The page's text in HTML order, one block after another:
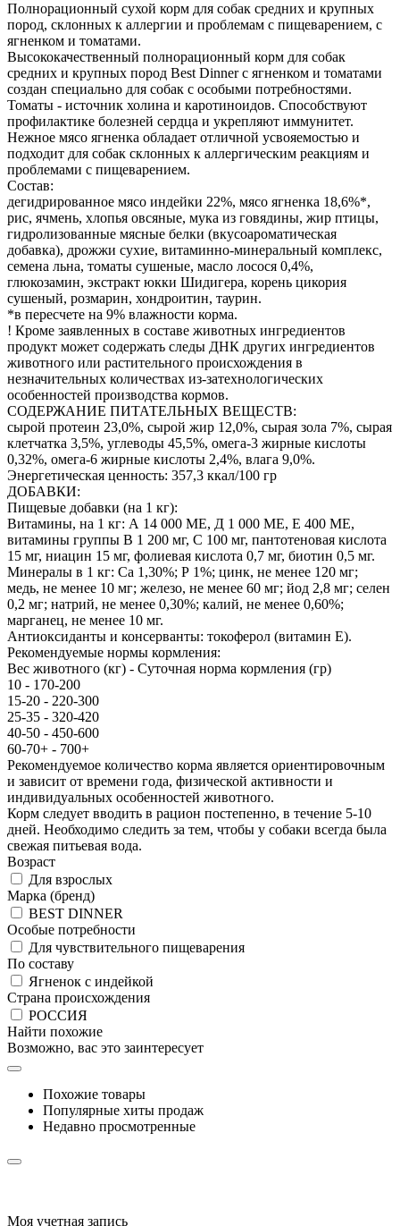
Полнорационный сухой корм для собак средних и крупных
пород, склонных к аллергии и проблемам с пищеварением, с
ягненком и томатами.
Высококачественный полнорационный корм для собак
средних и крупных пород Best Dinner с ягненком и томатами
создан специально для собак с особыми потребностями.
Томаты - источник холина и каротиноидов. Способствуют
профилактике болезней сердца и укрепляют иммунитет.
Нежное мясо ягненка обладает отличной усвояемостью и
подходит для собак склонных к аллергическим реакциям и
проблемами с пищеварением.
Состав:
дегидрированное мясо индейки 22%, мясо ягненка 18,6%*,
рис, ячмень, хлопья овсяные, мука из говядины, жир птицы,
гидролизованные мясные белки (вкусоароматическая
добавка), дрожжи сухие, витаминно-минеральный комплекс,
семена льна, томаты сушеные, масло лосося 0,4%,
глюкозамин, экстракт юкки Шидигера, корень цикория
сушеный, розмарин, хондроитин, таурин.
*в пересчете на 9% влажности корма.
! Кроме заявленных в составе животных ингредиентов
продукт может содержать следы ДНК других ингредиентов
животного или растительного происхождения в
незначительных количествах из-затехнологических
особенностей производства кормов.
СОДЕРЖАНИЕ ПИТАТЕЛЬНЫХ ВЕЩЕСТВ:
сырой протеин 23,0%, сырой жир 12,0%, сырая зола 7%, сырая
клетчатка 3,5%, углеводы 45,5%, омега-3 жирные кислоты
0,32%, омега-6 жирные кислоты 2,4%, влага 9,0%.
Энергетическая ценность: 357,3 ккал/100 гр
ДОБАВКИ:
Пищевые добавки (на 1 кг):
Витамины, на 1 кг: А 14 000 МЕ, Д 1 000 МЕ, Е 400 МЕ,
витамины группы В 1 200 мг, С 100 мг, пантотеновая кислота
15 мг, ниацин 15 мг, фолиевая кислота 0,7 мг, биотин 0,5 мг.
Минералы в 1 кг: Са 1,30%; Р 1%; цинк, не менее 120 мг;
медь, не менее 10 мг; железо, не менее 60 мг; йод 2,8 мг; селен
0,2 мг; натрий, не менее 0,30%; калий, не менее 0,60%;
марганец, не менее 10 мг.
Антиоксиданты и консерванты: токоферол (витамин Е).
Рекомендуемые нормы кормления:
Вес животного (кг) - Суточная норма кормления (гр)
10 - 170-200
15-20 - 220-300
25-35 - 320-420
40-50 - 450-600
60-70+ - 700+
Рекомендуемое количество корма является ориентировочным
и зависит от времени года, физической активности и
индивидуальных особенностей животного.
Корм следует вводить в рацион постепенно, в течение 5-10
дней. Необходимо следить за тем, чтобы у собаки всегда была
свежая питьевая вода.
Возраст
Для взрослых
Марка (бренд)
BEST DINNER
Особые потребности
Для чувствительного пищеварения
По составу
Ягненок с индейкой
Страна происхождения
РОССИЯ
Найти похожие
Возможно, вас это заинтересует
Похожие товары
Популярные хиты продаж
Недавно просмотренные
Моя учетная запись